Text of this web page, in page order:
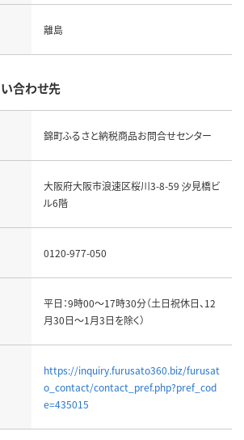
離島
合わせ先
錦町ふるさと納税商品お問合せセンター
大阪府大阪市浪速区桜川3-8-59 汐見橋ビ
ル6階
0120-977-050
平日：9時00～17時30分（土日祝休日、12
月30日～1月3日を除く）
https://inquiry.furusato360.biz/furusat
o_contact/contact_pref.php?pref_cod
e=435015